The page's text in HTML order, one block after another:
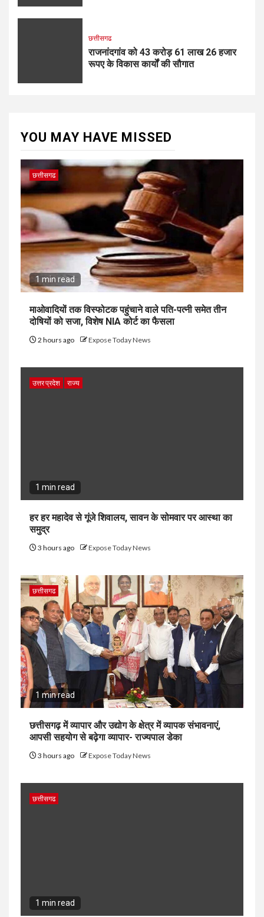
छत्तीसगढ
राजनांदगांव को 43 करोड़ 61 लाख 26 हजार
रूपए के विकास कार्यों की सौगात
YOU MAY HAVE MISSED
छत्तीसगढ
1 min read
माओवादियों तक विस्फोटक पहुंचाने वाले पति-पत्नी समेत तीन
दोषियों को सजा, विशेष NIA कोर्ट का फैसला
2 hours ago Expose Today News
उत्तर प्रदेश राज्य
1 min read
हर हर महादेव से गूंजे शिवालय, सावन के सोमवार पर आस्था का
समुद्र
3 hours ago Expose Today News
छत्तीसगढ
1 min read
छत्तीसगढ़ में व्यापार और उद्योग के क्षेत्र में व्यापक संभावनाएं,
आपसी सहयोग से बढ़ेगा व्यापार- राज्यपाल डेका
3 hours ago Expose Today News
छत्तीसगढ
1 min read